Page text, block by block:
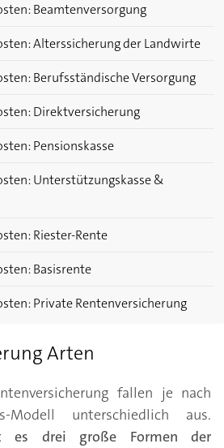
Beamtenversorgung
Alterssicherung der Landwirte
Berufsständische Versorgung
Direktversicherung
Pensionskasse
Unterstützungskasse &
Riester-Rente
Basisrente
Private Rentenversicherung
Arten
fallen je nach
Modell unterschiedlich aus.
es drei große Formen der